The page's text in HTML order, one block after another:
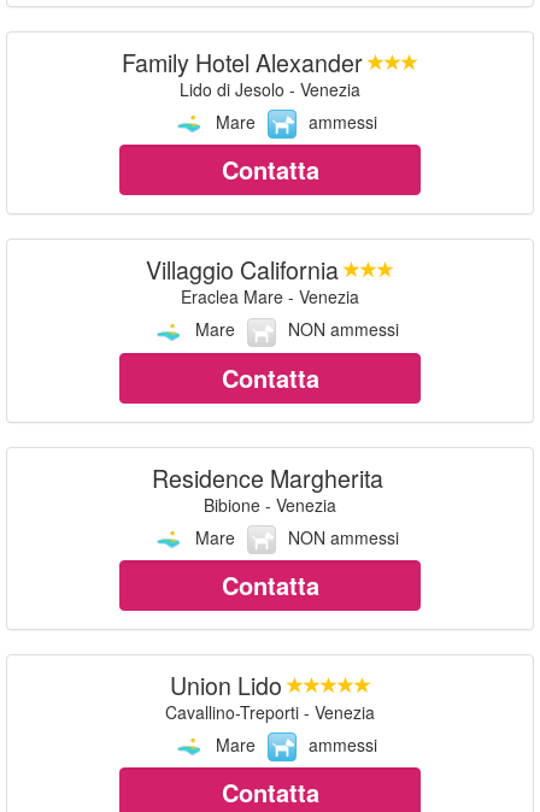
Family Hotel Alexander
Lido di Jesolo - Venezia
Mare
ammessi
Contatta
Villaggio California
Eraclea Mare - Venezia
Mare
NON ammessi
Contatta
Residence Margherita
Bibione - Venezia
Mare
NON ammessi
Contatta
Union Lido
Cavallino-Treporti - Venezia
Mare
ammessi
Contatta